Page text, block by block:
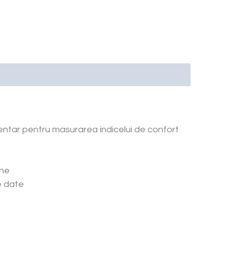
pentru masurarea indicelui de confort
date